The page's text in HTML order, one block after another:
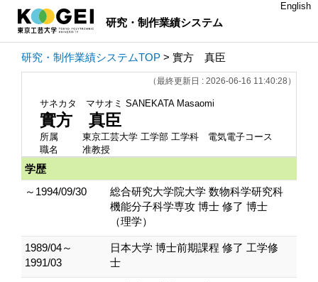
研究・制作業績システム
English
研究・制作業績システムTOP > 實方 真臣
（最終更新日 : 2026-06-16 11:40:28）
サネカタ マサオミ SANEKATA Masaomi
實方 真臣
所属
東京工芸大学 工学部 工学科 電気電子コース
職名
准教授
学歴
～1994/09/30
総合研究大学院大学 数物科学研究科
機能分子科学専攻 博士 修了 博士
（理学）
1989/04～
1991/03
日本大学 博士前期課程 修了 工学修
士